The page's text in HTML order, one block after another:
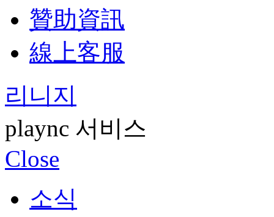
贊助資訊
線上客服
리니지
plaync 서비스
Close
소식